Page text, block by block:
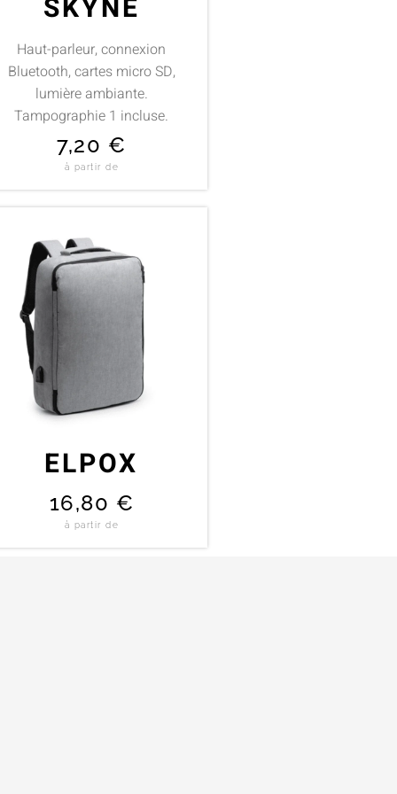
SKYNE
Haut-parleur, connexion
Bluetooth, cartes micro SD,
lumière ambiante.
Tampographie 1 incluse.
7,20 €
à partir de
ELPOX
16,80 €
à partir de